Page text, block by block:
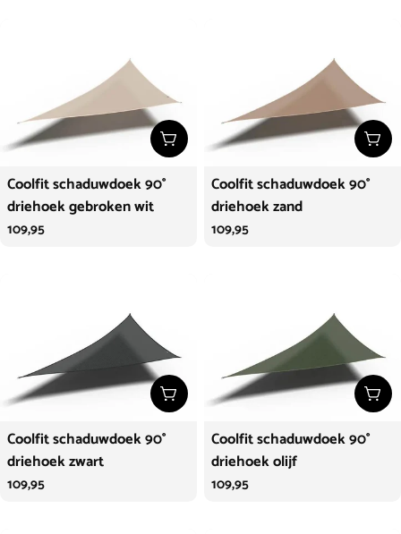
Kies opties
Coolfit schaduwdoek 90°
driehoek gebroken wit
Normale
109,95
Coolfit schaduwdoek 90°
driehoek zand
Normale
109,95
Kies opties
Coolfit schaduwdoek 90°
driehoek zwart
Normale
109,95
Coolfit schaduwdoek 90°
driehoek olijf
Normale
109,95